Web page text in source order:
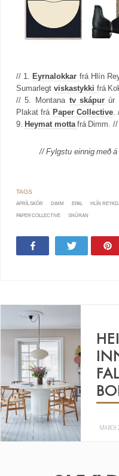
// 1. Eyrnalokkar frá Hlín
Sumarlegt viskastykki frá
// 5. Montana tv skápur úr
Plakat frá Paper Collective.
9. Heymat mottafrá Dimm. //
// Fylgstu einnig með
APRÍL SKÓR DIMM EPAL HLÍN
PAPER COLLECTIVE SNÚRAN
Tweet